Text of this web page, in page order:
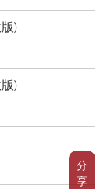
分
享
)
)